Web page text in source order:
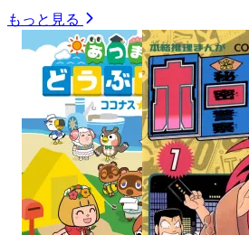
もっと見る